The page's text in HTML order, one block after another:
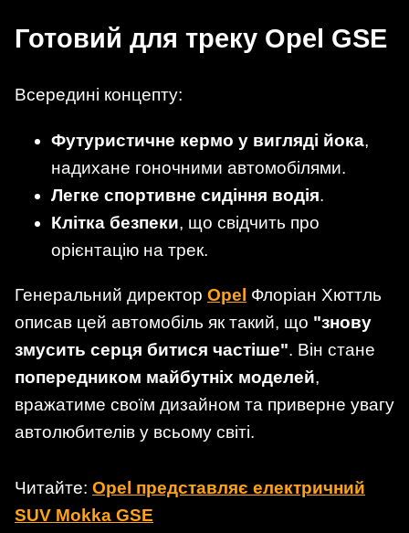
Готовий для треку Opel GSE
Всередині концепту:
Футуристичне кермо у вигляді йока,
надихане гоночними автомобілями.
Легке спортивне сидіння водія.
Клітка безпеки, що свідчить про
орієнтацію на трек.
Генеральний директор Opel Флоріан Хюттль
описав цей автомобіль як такий, що "знову
змусить серця битися частіше". Він стане
попередником майбутніх моделей,
вражатиме своїм дизайном та приверне увагу
автолюбителів у всьому світі.
Читайте: Opel представляє електричний
SUV Mokka GSE